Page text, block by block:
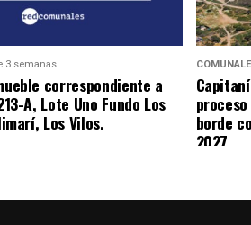
3 semanas
correspondiente a
A, Lote Uno Fundo Los
Los Vilos.
borde
2027